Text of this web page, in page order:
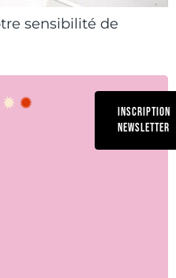
sensibilité de
INSCRIPTION
NEWSLETTER